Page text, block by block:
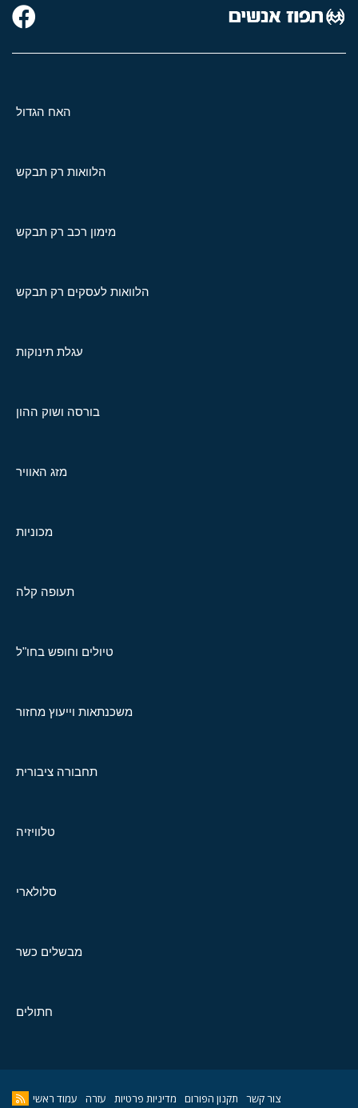
האח הגדול
הלוואות רק תבקש
מימון רכב רק תבקש
הלוואות לעסקים רק תבקש
עגלת תינוקות
בורסה ושוק ההון
מזג האוויר
מכוניות
תעופה קלה
טיולים וחופש בחו"ל
משכנתאות וייעוץ מחזור
תחבורה ציבורית
טלוויזיה
סלולארי
מבשלים כשר
חתולים
צור קשר תקנון הפורום מדיניות פרטיות עזרה עמוד ראשי